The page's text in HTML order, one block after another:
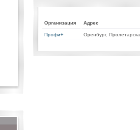
Организация Адрес
Профи+ Оренбург,